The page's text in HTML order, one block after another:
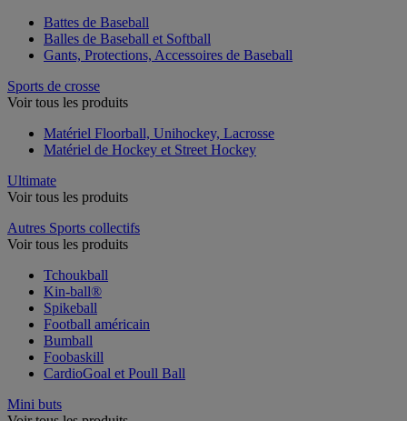
Battes de Baseball
Balles de Baseball et Softball
Gants, Protections, Accessoires de Baseball
Sports de crosse
Voir tous les produits
Matériel Floorball, Unihockey, Lacrosse
Matériel de Hockey et Street Hockey
Ultimate
Voir tous les produits
Autres Sports collectifs
Voir tous les produits
Tchoukball
Kin-ball®
Spikeball
Football américain
Bumball
Foobaskill
CardioGoal et Poull Ball
Mini buts